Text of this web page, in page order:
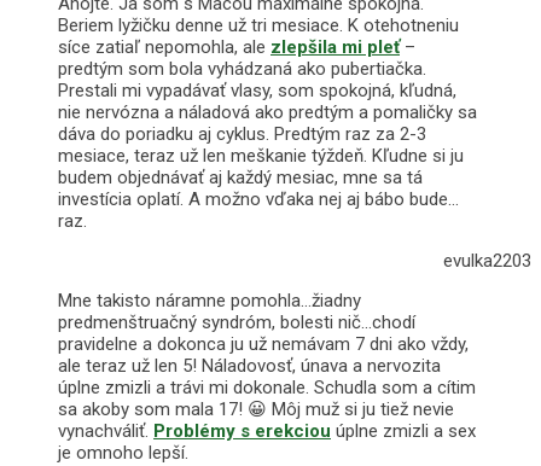
Beriem lyžičku denne už tri mesiace. K otehotneniu
síce zatiaľ nepomohla, ale zlepšila mi pleť–
predtým som bola vyhádzaná ako pubertiačka.
Prestali mi vypadávať vlasy, som spokojná, kľudná,
nie nervózna a náladová ako predtým a pomaličky sa
dáva do poriadku aj cyklus. Predtým raz za 2-3
mesiace, teraz už len meškanie týždeň. Kľudne si ju
budem objednávať aj každý mesiac, mne sa tá
investícia oplatí. A možno vďaka nej aj bábo bude…
raz.
evulka2203
Mne takisto náramne pomohla…žiadny
predmenštruačný syndróm, bolesti nič…chodí
pravidelne a dokonca ju už nemávam 7 dni ako vždy,
ale teraz už len 5! Náladovosť, únava a nervozita
úplne zmizli a trávi mi dokonale. Schudla som a cítim
sa akoby som mala 17! 😀 Môj muž si ju tiež nevie
vynachváliť. Problémy s erekciou úplne zmizli a sex
je omnoho lepší.